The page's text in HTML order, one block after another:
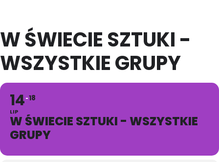
W ŚWIECIE SZTUKI -
WSZYSTKIE GRUPY
14
LIP
18
W ŚWIECIE SZTUKI - WSZYSTKIE
GRUPY